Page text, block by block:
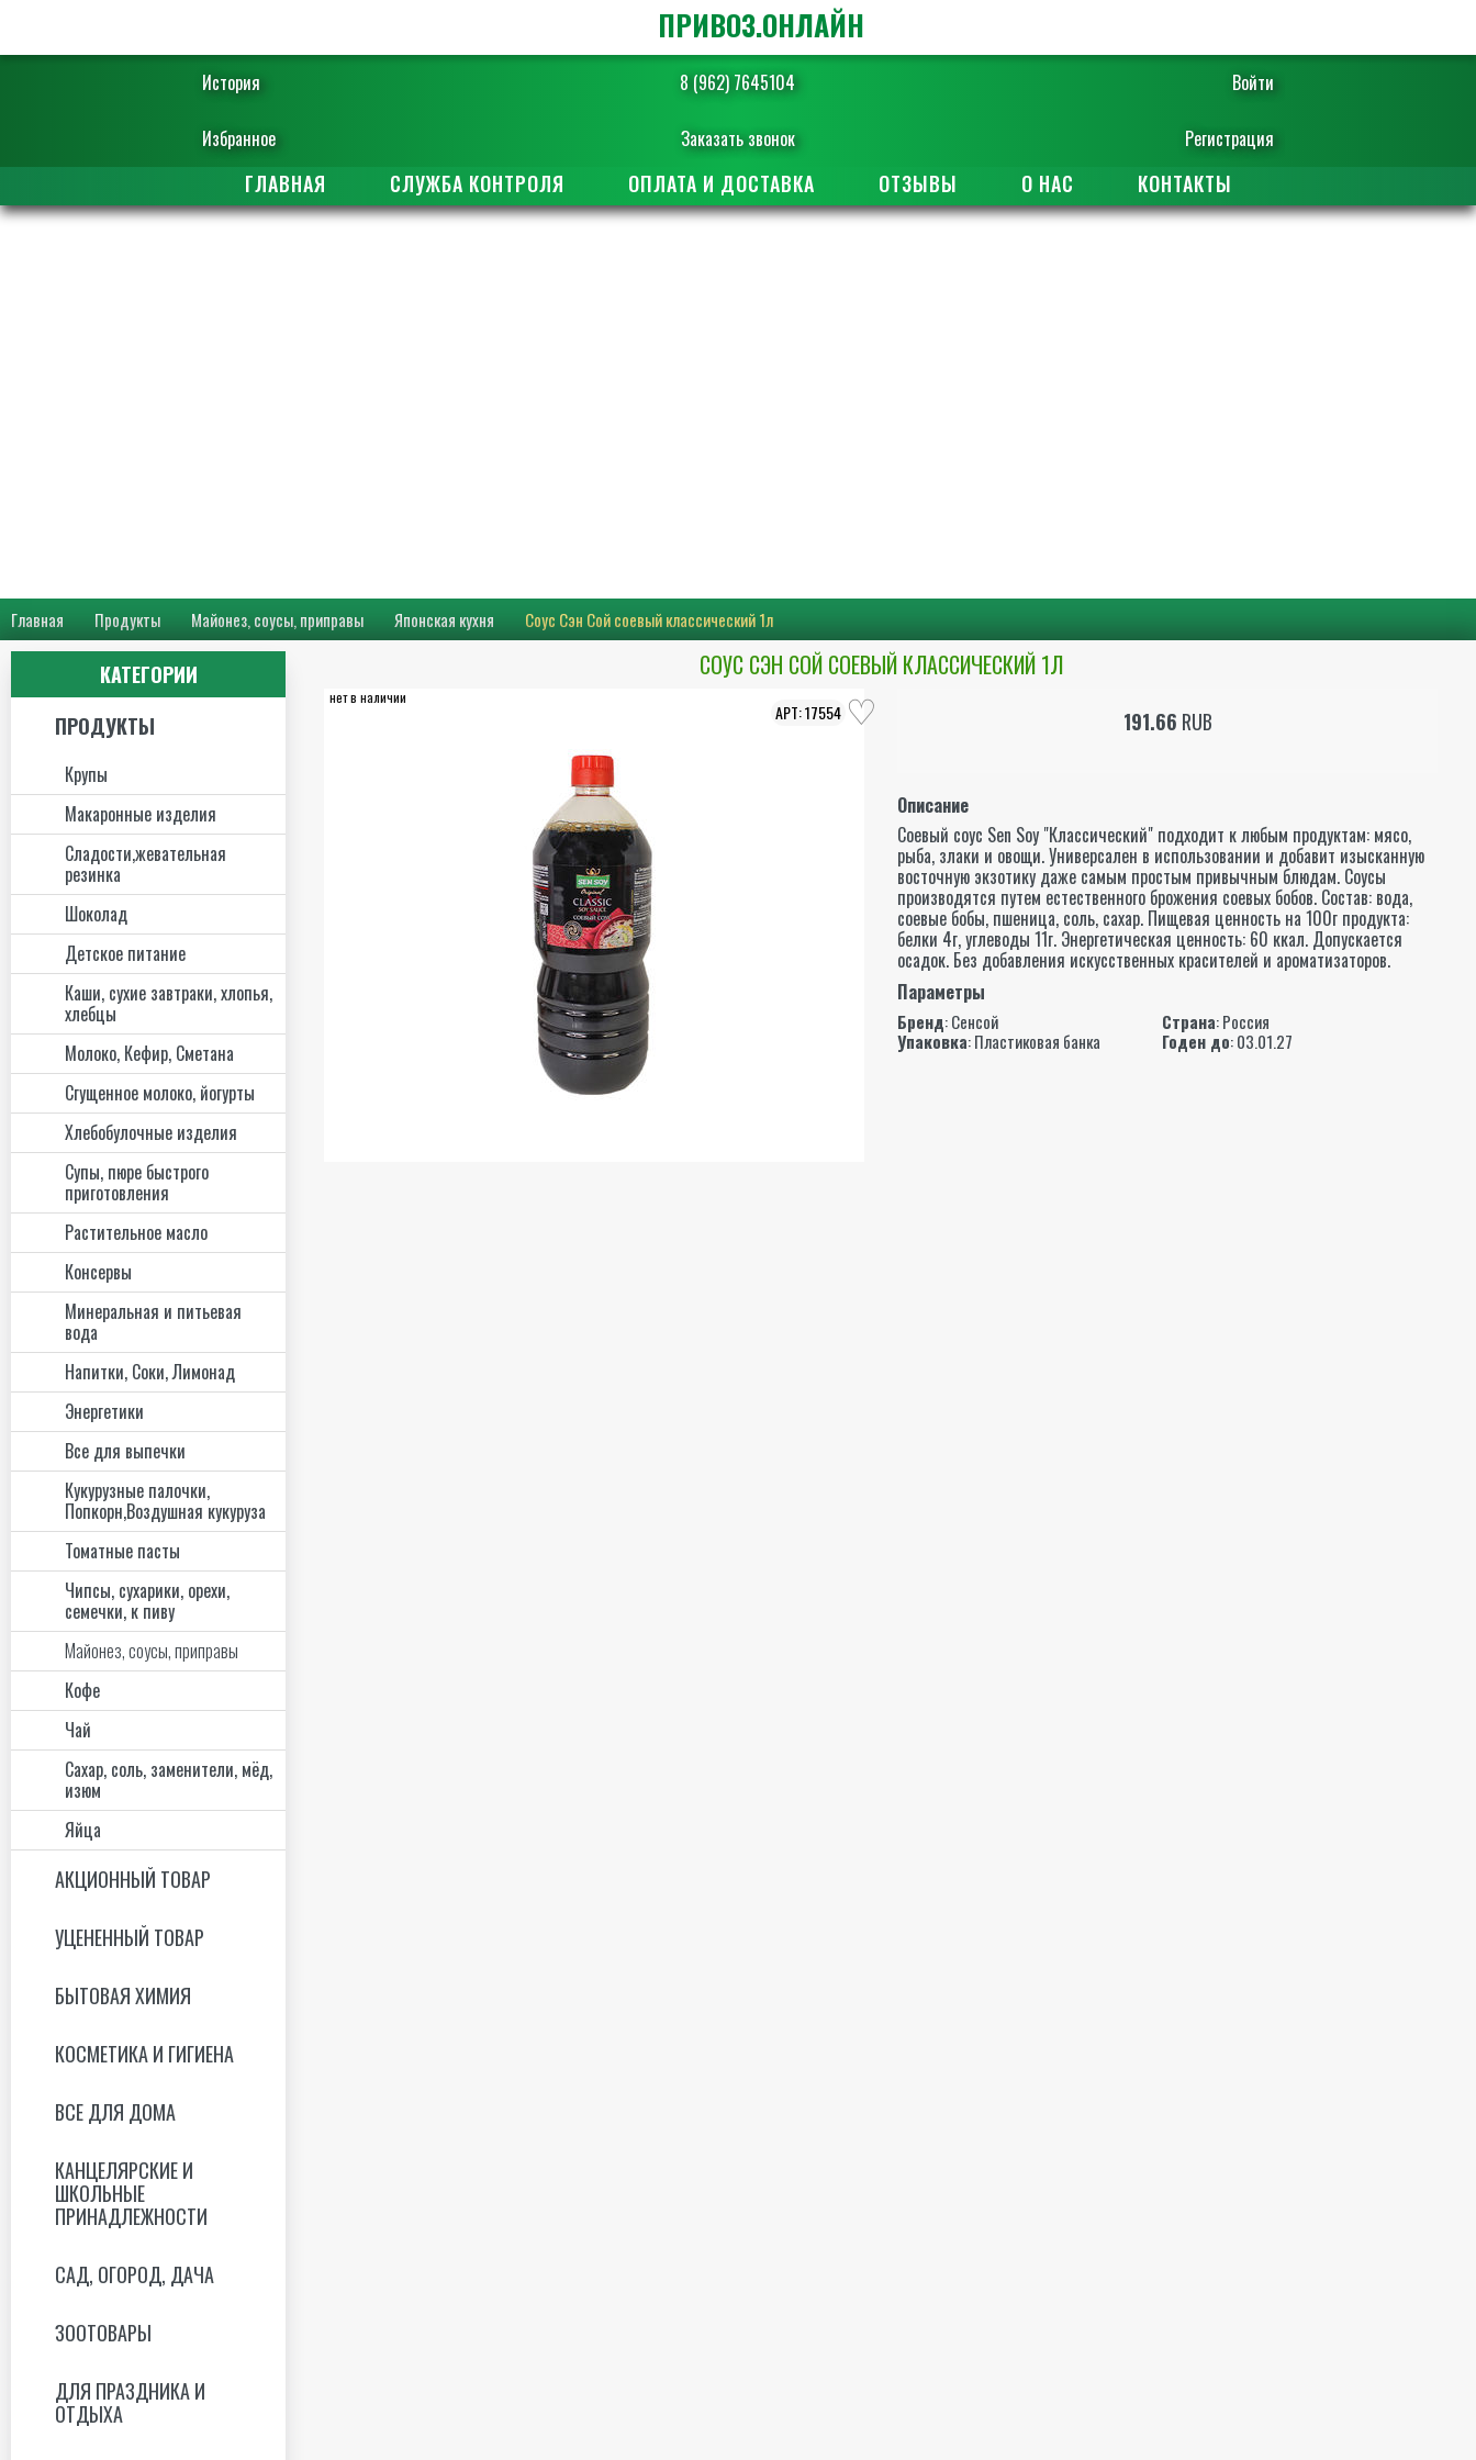
История 8 (962) 7645104 Войти
Избранное Заказать звонок Регистрация
ПРИВОЗ.ОНЛАЙН
ГЛАВНАЯ СЛУЖБА КОНТРОЛЯ ОПЛАТА И ДОСТАВКА ОТЗЫВЫ О НАС КОНТАКТЫ
Главная Продукты Майонез, соусы, приправы Японская кухня Соус Сэн Сой соевый классический 1л
КАТЕГОРИИ
ПРОДУКТЫ
Крупы
Макаронные изделия
Сладости,жевательная
резинка
Шоколад
Детское питание
Каши, сухие завтраки, хлопья,
хлебцы
Молоко, Кефир, Сметана
Сгущенное молоко, йогурты
Хлебобулочные изделия
Супы, пюре быстрого
приготовления
Растительное масло
Консервы
Минеральная и питьевая
вода
Напитки, Соки, Лимонад
Энергетики
Все для выпечки
Кукурузные палочки,
Попкорн,Воздушная кукуруза
Томатные пасты
Чипсы, сухарики, орехи,
семечки, к пиву
Майонез, соусы, приправы
Кофе
Чай
Сахар, соль, заменители, мёд,
изюм
Яйца
АКЦИОННЫЙ ТОВАР
УЦЕНЕННЫЙ ТОВАР
БЫТОВАЯ ХИМИЯ
КОСМЕТИКА И ГИГИЕНА
ВСЕ ДЛЯ ДОМА
КАНЦЕЛЯРСКИЕ И
ШКОЛЬНЫЕ
ПРИНАДЛЕЖНОСТИ
САД, ОГОРОД, ДАЧА
ЗООТОВАРЫ
ДЛЯ ПРАЗДНИКА И
ОТДЫХА
СОУС СЭН СОЙ СОЕВЫЙ КЛАССИЧЕСКИЙ 1Л
нет в наличии
17554 191.66 RUB
Описание
Соевый соус Sen Soy "Классический" подходит к любым продуктам: мясо,
рыба, злаки и овощи. Универсален в использовании и добавит изысканную
восточную экзотику даже самым простым привычным блюдам. Соусы
производятся путем естественного брожения соевых бобов. Состав: вода,
соевые бобы, пшеница, соль, сахар. Пищевая ценность на 100г продукта:
белки 4г, углеводы 11г. Энергетическая ценность: 60 ккал. Допускается
осадок. Без добавления искусственных красителей и ароматизаторов.
Параметры
Бренд:Сенсой Страна: Россия
Упаковка: Пластиковая банка Годен до: 03.01.27